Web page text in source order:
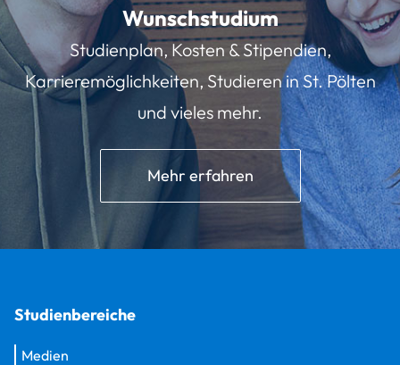
Wunschstudium
Studienplan, Kosten & Stipendien,
Karrieremöglichkeiten, Studieren in St. Pölten
und vieles mehr.
Mehr erfahren
Studienbereiche
Medien